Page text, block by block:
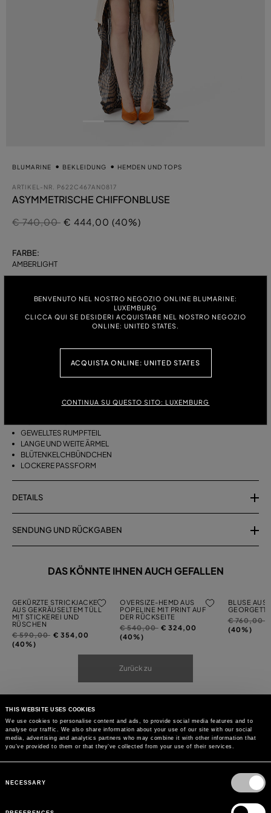
THIS WEBSITE USES COOKIES
We use cookies to personalise content and ads, to provide social media features and to
analyse our traffic. We also share information about your use of our site with our social
media, advertising and analytics partners who may combine it with other information that
you’ve provided to them or that they’ve collected from your use of their services.
Selection
NECESSARY
BENVENUTO NEL NOSTRO NEGOZIO ONLINE BLUMARINE:
LUXEMBURG
CLICCA QUI SE DESIDERI ACQUISTARE NEL NOSTRO NEGOZIO
ONLINE: UNITED STATES.
ACQUISTA ONLINE: UNITED STATES
CONTINUA SU QUESTO SITO: LUXEMBURG
BLUMARINE BEKLEIDUNG HEMDEN UND TOPS
ARTIKEL-NR. P622C467AN0817
ASYMMETRISCHE CHIFFONBLUSE
Preis reduziert von
€ 740,00auf
€ 444,00 (40%)
FARBE:
AMBERLIGHT
CHIFFONBLUSE MIT HOHEM KRAGEN, WEITEN ÄRMELN,
GEWELLTES RUMPFTEIL
LANGE UND WEITE ÄRMEL
BLÜTENKELCHBÜNDCHEN
LOCKERE PASSFORM
DETAILS
SENDUNG UND RÜCKGABEN
DAS KÖNNTE IHNEN AUCH GEFALLEN
GEKÜRZTE STRICKJACKE
AUS GEKRÄUSELTEM TÜLL
MIT STICKEREI UND
RÜSCHEN
Preis
reduziert
€ 590,00auf
€ 354,00
(40%)
OVERSIZE-HEMD AUS
POPELINE MIT PRINT AUF
DER RÜCKSEITE
Preis
reduziert
€ 540,00auf
€ 324,00
(40%)
BLUSE AUS
Preis
reduziert
€ 760,00
(40%)
Zurück zu